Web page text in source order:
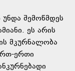
შემოწმდეს
ეს არის
მკურნალობა
ერთი